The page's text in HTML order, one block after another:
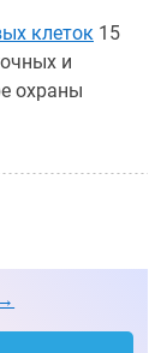
клеток 15
и
охраны